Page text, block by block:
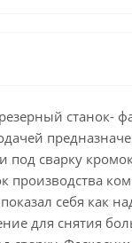
станок-
под сварку
производства
себя как
для снятия